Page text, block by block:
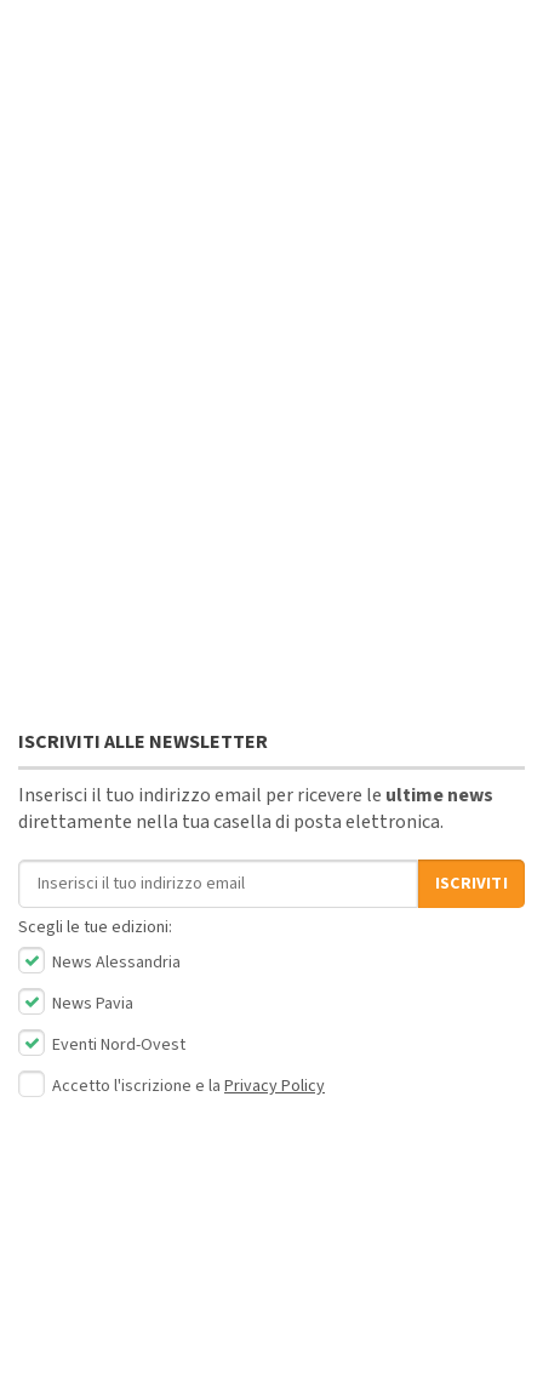
ISCRIVITI ALLE NEWSLETTER
Inserisci il tuo indirizzo email per ricevere le ultime news
direttamente nella tua casella di posta elettronica.
Indirizzo email
ISCRIVITI
Scegli le tue edizioni:
News Alessandria
News Pavia
Eventi Nord-Ovest
Accetto l'iscrizione e la Privacy Policy